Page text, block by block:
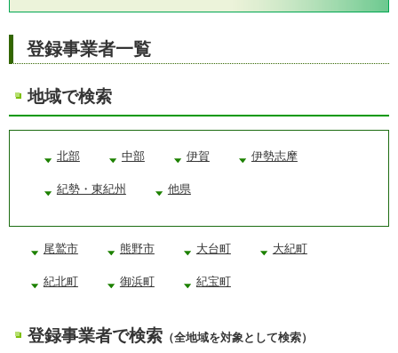
登録事業者一覧
地域で検索
北部 中部 伊賀 伊勢志摩
紀勢・東紀州 他県
尾鷲市 熊野市 大台町 大紀町
紀北町 御浜町 紀宝町
登録事業者で検索 （全地域を対象として検索）